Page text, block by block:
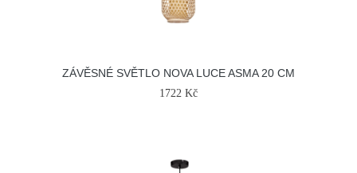
ZÁVĚSNÉ SVĚTLO NOVA LUCE ASMA 20 CM
1722 Kč